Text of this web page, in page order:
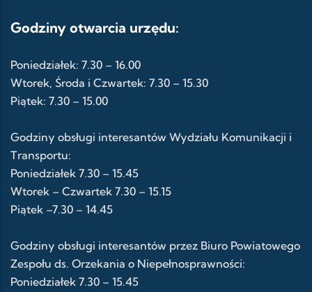
Godziny otwarcia urzędu:
Poniedziałek: 7.30 – 16.00
Wtorek, Środa i Czwartek: 7.30 – 15.30
Piątek: 7.30 – 15.00
Godziny obsługi interesantów Wydziału Komunikacji i
Transportu:
Poniedziałek 7.30 – 15.45
Wtorek – Czwartek 7.30 – 15.15
Piątek –7.30 – 14.45
Godziny obsługi interesantów przez Biuro Powiatowego
Zespołu ds. Orzekania o Niepełnosprawności:
Poniedziałek 7.30 – 15.45